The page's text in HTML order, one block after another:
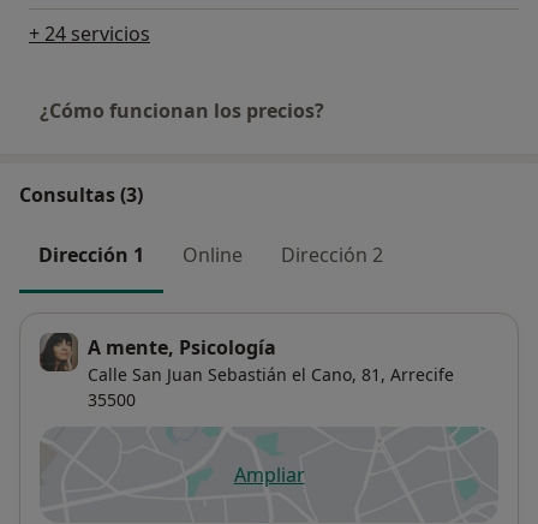
+ 24 servicios
¿Cómo funcionan los precios?
Consultas (3)
Dirección 1 Online Dirección 2
A mente, Psicología
Calle San Juan Sebastián el Cano, 81, Arrecife
35500
Ampliarse abre en una nueva